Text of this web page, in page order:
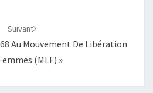
Suivant
Au Mouvement De Libération
(MLF) »